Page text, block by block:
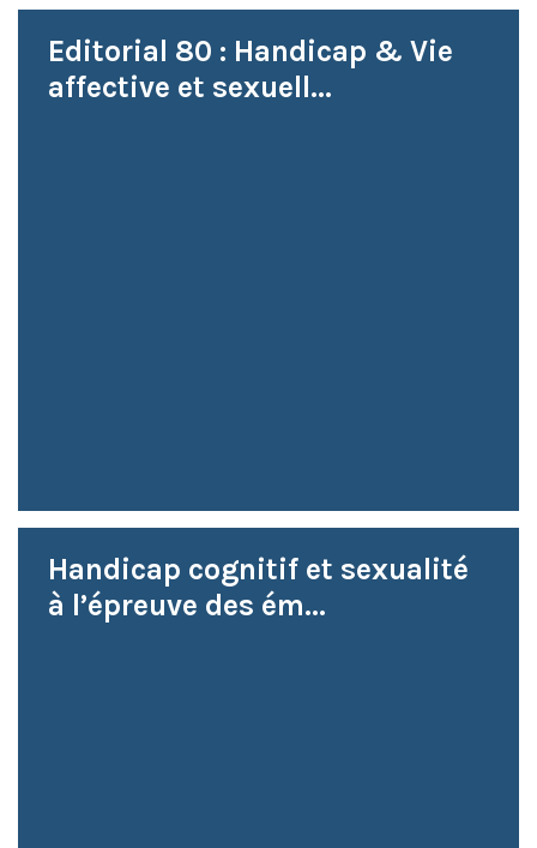
Editorial 80 : Handicap & Vie
affective et sexuell...
Handicap cognitif et sexualité
à l’épreuve des ém...